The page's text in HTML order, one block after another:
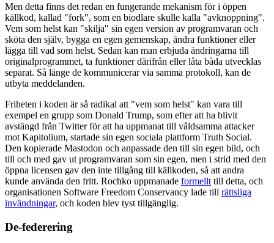
Men detta finns det redan en fungerande mekanism för i öppen
källkod, kallad "fork", som en biodlare skulle kalla "avknoppning".
Vem som helst kan "skilja" sin egen version av programvaran och
sköta den själv, bygga en egen gemenskap, ändra funktioner eller
lägga till vad som helst. Sedan kan man erbjuda ändringarna till
originalprogrammet, ta funktioner därifrån eller låta båda utvecklas
separat. Så länge de kommunicerar via samma protokoll, kan de
utbyta meddelanden.
Friheten i koden är så radikal att "vem som helst" kan vara till
exempel en grupp som Donald Trump, som efter att ha blivit
avstängd från Twitter för att ha uppmanat till våldsamma attacker
mot Kapitolium, startade sin egen sociala plattform Truth Social.
Den kopierade Mastodon och anpassade den till sin egen bild, och
till och med gav ut programvaran som sin egen, men i strid med den
öppna licensen gav den inte tillgång till källkoden, så att andra
kunde använda den fritt. Rochko uppmanade formellt till detta, och
organisationen Software Freedom Conservancy lade till rättsliga
invändningar, och koden blev tyst tillgänglig.
De-federering